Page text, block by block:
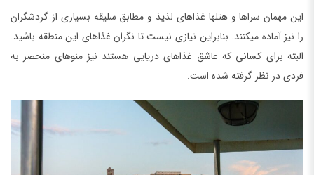
این مهمان سراها و هتل‏ها غذاهای لذیذ و مطابق سلیقه بسیاری از گردشگران
را نیز آماده می‎کنند. بنابراین نیازی نیست تا نگران غذاهای این منطقه باشید.
البته برای کسانی که عاشق غذاهای دریایی هستند نیز منو‌های منحصر به
فردی در نظر گرفته شده است.